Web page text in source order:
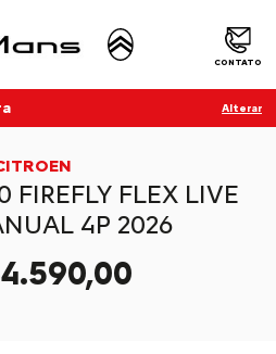
CONTATO
Alterar
FIREFLY FLEX LIVE
4P 2026